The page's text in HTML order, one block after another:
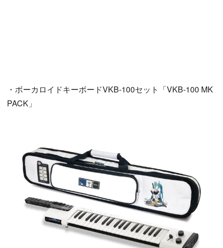
・ボーカロイドキーボードVKB-100セット「VKB-100 MK
PACK」